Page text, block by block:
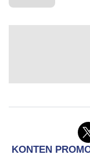
Dalam
tetap menerima